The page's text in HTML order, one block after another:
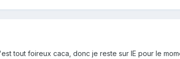
tout foireux caca, donc je reste sur IE pour le